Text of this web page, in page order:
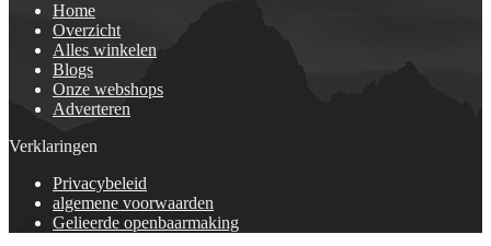
Home
Overzicht
Alles winkelen
Blogs
Onze webshops
Adverteren
Verklaringen
Privacybeleid
algemene voorwaarden
Gelieerde openbaarmaking